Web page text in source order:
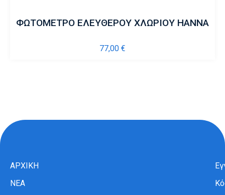
ΦΩΤΟΜΕΤΡΟ ΕΛΕΥΘΕΡΟΥ ΧΛΩΡΙΟΥ HANNA
77,00 €
ΑΡΧΙΚΗ
ΝΕΑ